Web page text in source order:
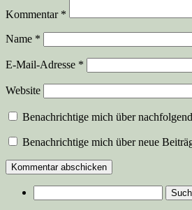
Kommentar *
Name *
E-Mail-Adresse *
Website
Benachrichtige mich über
Benachrichtige mich über neue
nach: